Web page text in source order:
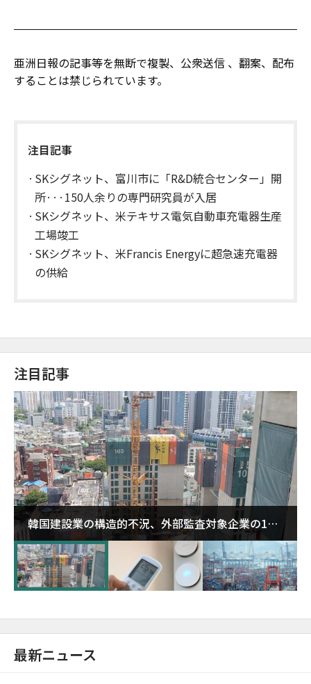
亜洲日報の記事等を無断で複製、公衆送信 、翻案、配布
することは禁じられています。
注目記事
SKシグネット、富川市に「R&D統合センター」開
所···150人余りの専門研究員が入居
SKシグネット、米テキサス電気自動車充電器生産
工場竣工
​SKシグネット、米Francis Energyに超急速充電器
の供給
注目記事
韓国建設業の構造的不況、外部監査対象企業の1割
超が「ゾンビ企業」に…5年で2.8倍増
最新ニュース